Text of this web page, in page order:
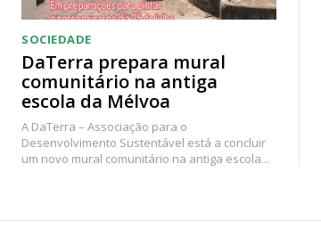
SOCIEDADE
DaTerra prepara mural
comunitário na antiga
escola da Mélvoa
A DaTerra – Associação para o
Desenvolvimento Sustentável está a concluir
um novo mural comunitário na antiga escola...